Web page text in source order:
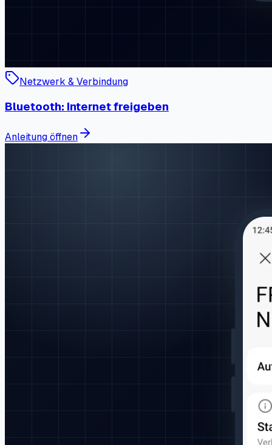
Netzwerk & Verbindung
Bluetooth: Internet freigeben
Anleitung öffnen